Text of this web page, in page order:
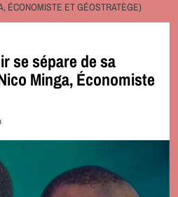
ÉCONOMISTE ET GÉOSTRATÈGE)
se sépare de sa
Minga, Économiste